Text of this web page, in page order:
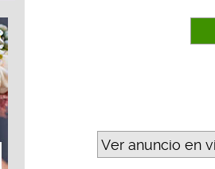
Ver anuncio en